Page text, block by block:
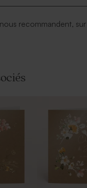
recommandent,